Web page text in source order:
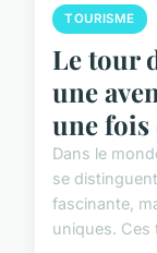
TOURISME
Le tour
une
une fois
Dans le
se
fascinante,
uniques. Ces